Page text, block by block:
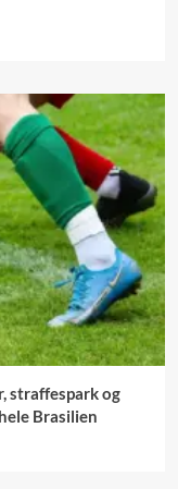
straffespark og
Brasilien